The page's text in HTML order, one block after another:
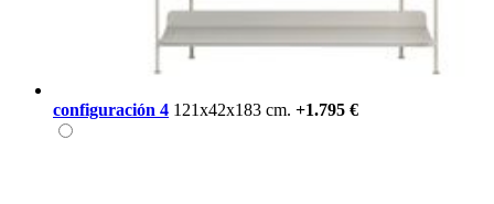
configuración 4 121x42x183 cm. +1.795 €